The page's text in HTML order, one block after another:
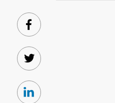
Facebook
Twitter
Linkedin